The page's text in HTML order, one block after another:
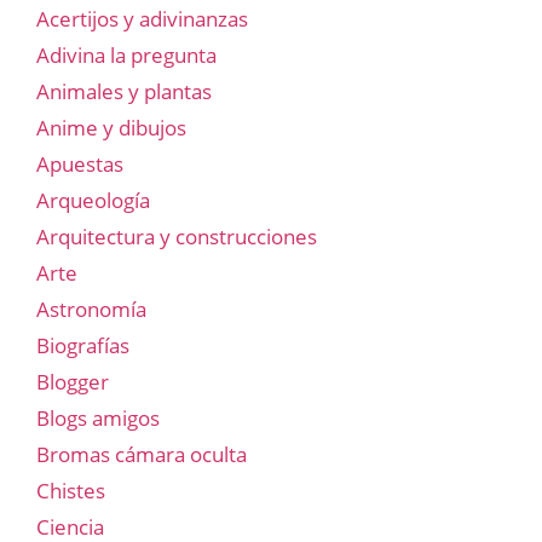
Acertijos y adivinanzas
Adivina la pregunta
Animales y plantas
Anime y dibujos
Apuestas
Arqueología
Arquitectura y construcciones
Arte
Astronomía
Biografías
Blogger
Blogs amigos
Bromas cámara oculta
Chistes
Ciencia